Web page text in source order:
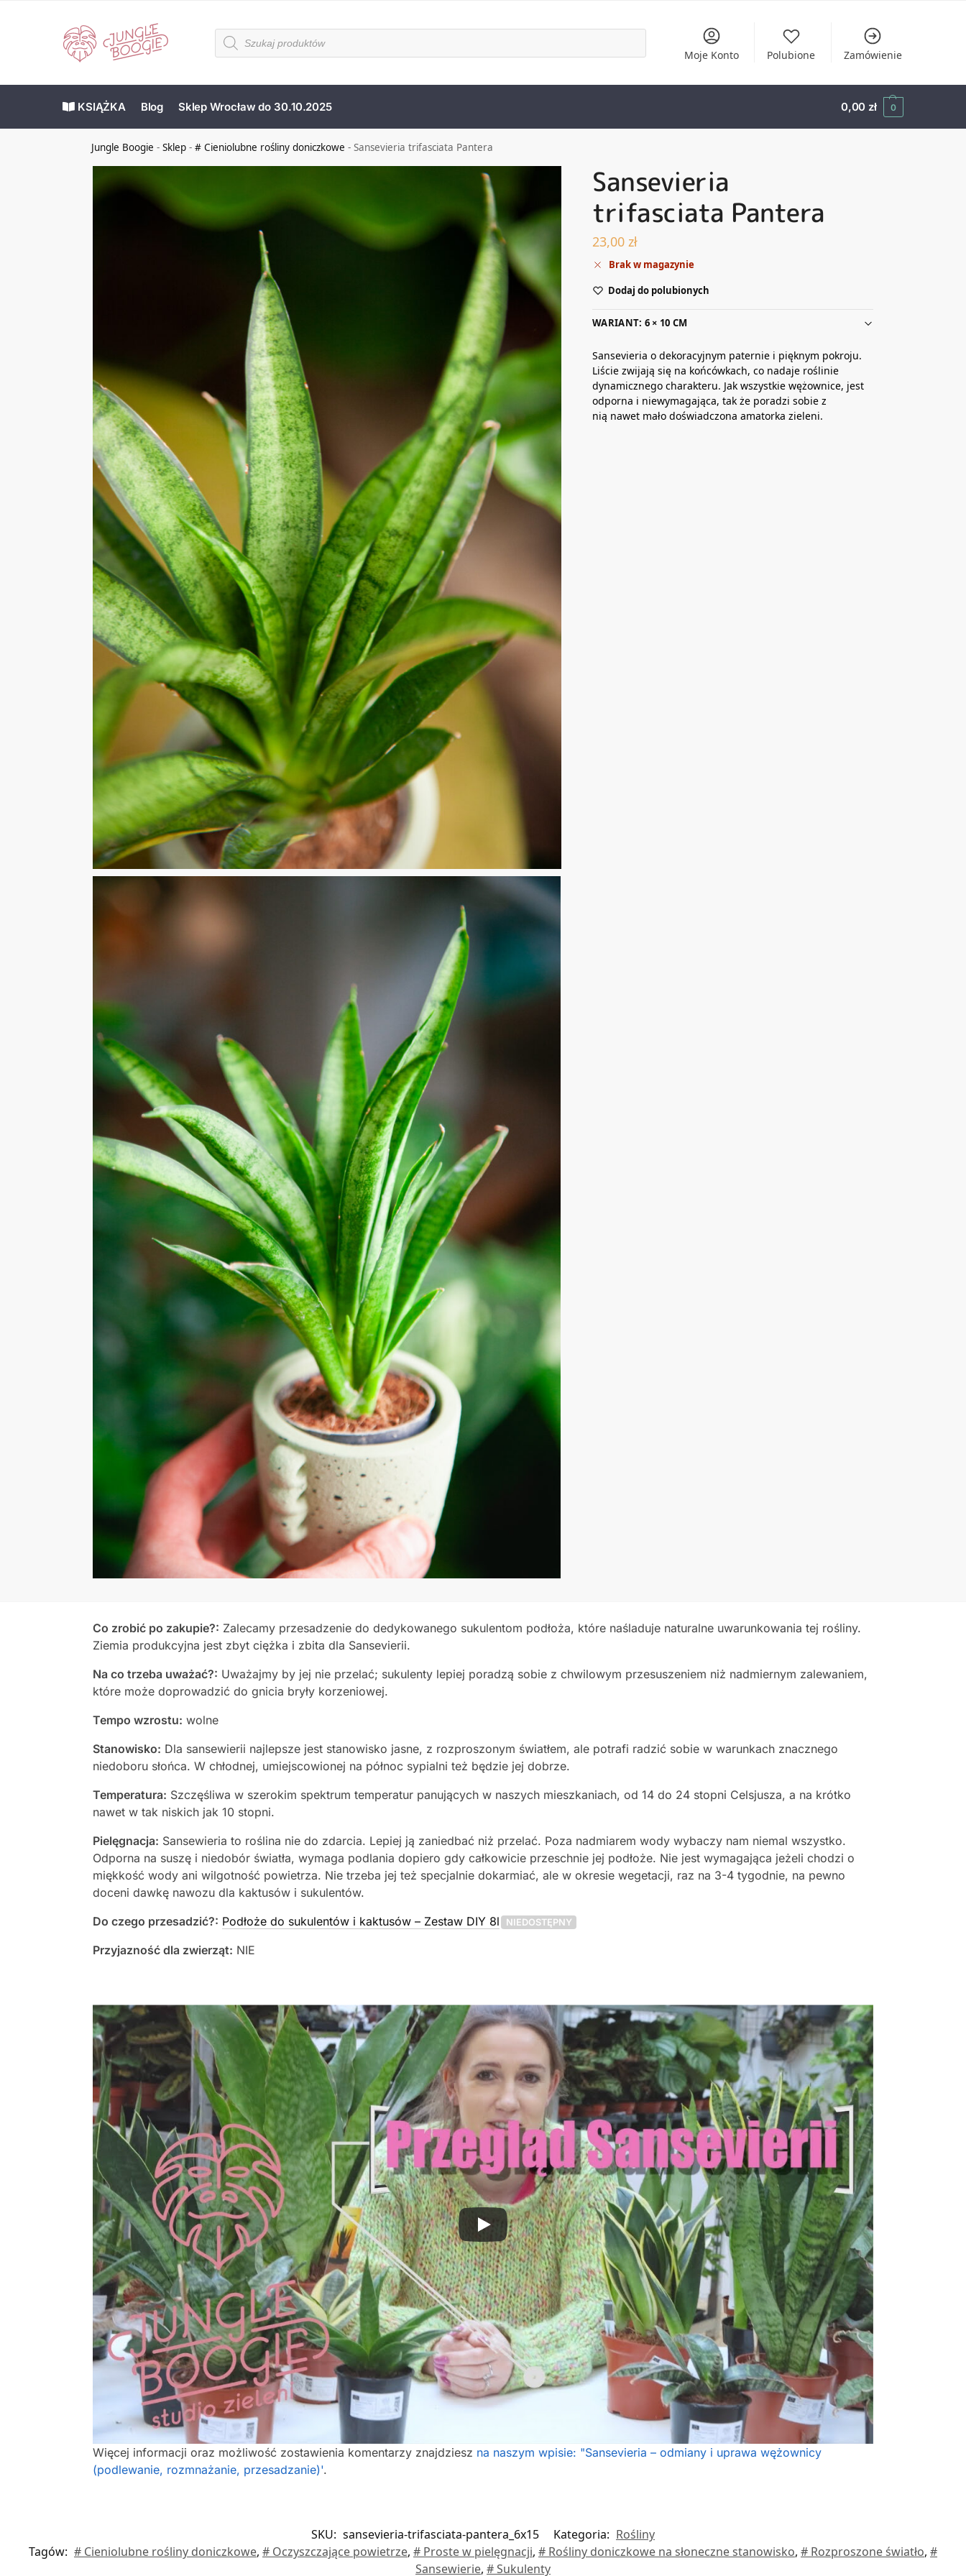
Moje Konto Polubione Zamówienie
KSIĄŻKA Blog Sklep Wrocław do 30.10.2025 0,00 zł 0
Jungle Boogie -Sklep -# Cieniolubne rośliny doniczkowe -Sansevieria trifasciata Pantera
Sansevieria
trifasciata Pantera
23,00 zł
Brak w magazynie
Dodaj do polubionych
WARIANT: 6 × 10 CM
Sansevieria o dekoracyjnym paternie i pięknym pokroju.
Liście zwijają się na końcówkach, co nadaje roślinie
dynamicznego charakteru. Jak wszystkie wężownice, jest
odporna i niewymagająca, tak że poradzi sobie z
nią nawet mało doświadczona amatorka zieleni.
Co zrobić po zakupie?: Zalecamy przesadzenie do dedykowanego sukulentom podłoża, które naśladuje naturalne uwarunkowania tej rośliny.
Ziemia produkcyjna jest zbyt ciężka i zbita dla Sansevierii.
Na co trzeba uważać?: Uważajmy by jej nie przelać; sukulenty lepiej poradzą sobie z chwilowym przesuszeniem niż nadmiernym zalewaniem,
które może doprowadzić do gnicia bryły korzeniowej.
Tempo wzrostu: wolne
Stanowisko: Dla sansewierii najlepsze jest stanowisko jasne, z rozproszonym światłem, ale potrafi radzić sobie w warunkach znacznego
niedoboru słońca. W chłodnej, umiejscowionej na północ sypialni też będzie jej dobrze.
Temperatura: Szczęśliwa w szerokim spektrum temperatur panujących w naszych mieszkaniach, od 14 do 24 stopni Celsjusza, a na krótko
nawet w tak niskich jak 10 stopni.
Pielęgnacja: Sansewieria to roślina nie do zdarcia. Lepiej ją zaniedbać niż przelać. Poza nadmiarem wody wybaczy nam niemal wszystko.
Odporna na suszę i niedobór światła, wymaga podlania dopiero gdy całkowicie przeschnie jej podłoże. Nie jest wymagająca jeżeli chodzi o
miękkość wody ani wilgotność powietrza. Nie trzeba jej też specjalnie dokarmiać, ale w okresie wegetacji, raz na 3-4 tygodnie, na pewno
doceni dawkę nawozu dla kaktusów i sukulentów.
Do czego przesadzić?: Podłoże do sukulentów i kaktusów – Zestaw DIY 8l NIEDOSTĘPNY
Przyjazność dla zwierząt: NIE
Więcej informacji oraz możliwość zostawienia komentarzy znajdziesz na naszym wpisie: "Sansevieria – odmiany i uprawa wężownicy
(podlewanie, rozmnażanie, przesadzanie)'.
SKU: sansevieria-trifasciata-pantera_6x15 Kategoria: Rośliny
Tagów: # Cieniolubne rośliny doniczkowe, # Oczyszczające powietrze, # Proste w pielęgnacji, # Rośliny doniczkowe na słoneczne stanowisko, # Rozproszone światło, #
Sansewierie, # Sukulenty